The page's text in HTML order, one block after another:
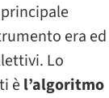
era ed
Lo
èl’algoritmo